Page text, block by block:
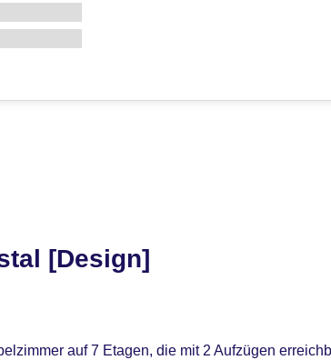
[Design]
auf 7 Etagen, die mit 2 Aufzügen